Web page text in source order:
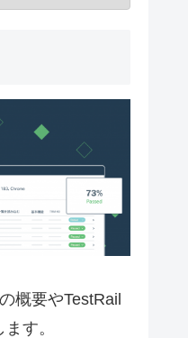
概要やTestRail
す。